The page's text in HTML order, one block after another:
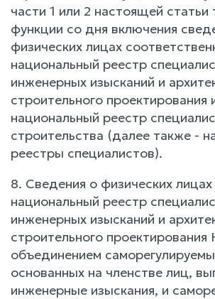
части 1 или 2 настоящей
функции со дня включения
физических лицах
национальный реестр
инженерных изысканий и
строительного проектирования
национальный реестр
строительства (далее также -
реестры специалистов).
8. Сведения о физических
национальный реестр
инженерных изысканий и
строительного
объединением
основанных на членстве лиц,
инженерные изыскания, и